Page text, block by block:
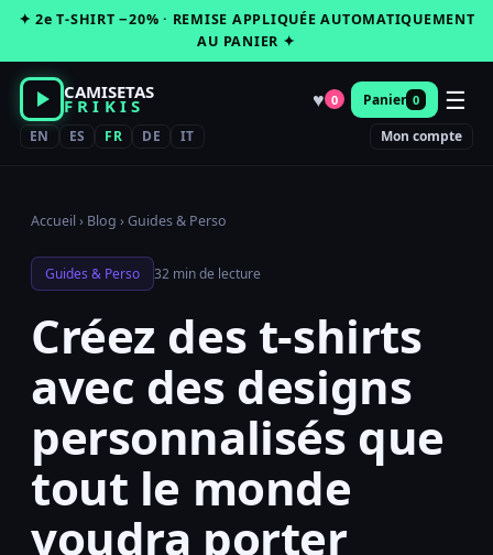
Passer
contenu
✦ 2e T-SHIRT −20% · REMISE APPLIQUÉE AUTOMATIQUEMENT
AU PANIER ✦
CAMISETAS
FRIKIS ♥ 0 Panier 0 ☰
EN ES FR DE IT Mon compte
Accueil › Blog ›Guides & Perso
Guides & Perso 32 min de lecture
Créez des t-shirts
avec des designs
personnalisés que
tout le monde
voudra porter